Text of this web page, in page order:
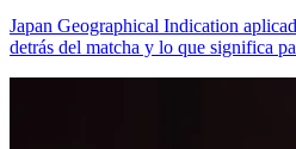
Japan Geographical Indication
detrás del matcha y lo que significa